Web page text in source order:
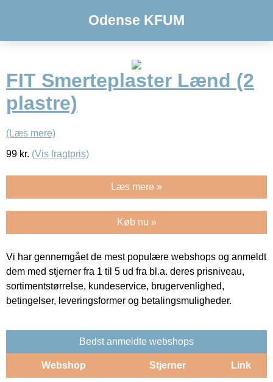
Odense KFUM
FIT Smerteplaster Lænd (2
plastre)
(Læs mere)
99 kr. (Vis fragtpris)
Læs mere »
Køb nu »
Vi har gennemgået de mest populære webshops og anmeldt
dem med stjerner fra 1 til 5 ud fra bl.a. deres prisniveau,
sortimentstørrelse, kundeservice, brugervenlighed,
betingelser, leveringsformer og betalingsmuligheder.
Bedst anmeldte webshops
Webshop Stjerner Link